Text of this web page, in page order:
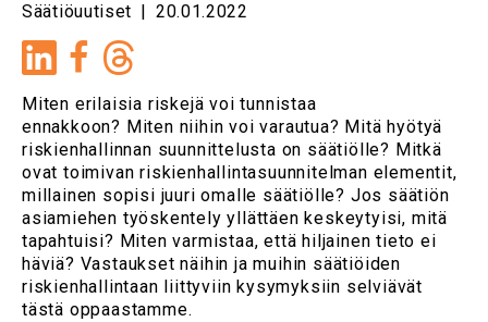
Säätiöuutiset
20.01.2022
LinkedInFacebook
Miten erilaisia riskejä voi tunnistaa
ennakkoon? Miten niihin voi varautua? Mitä hyötyä
riskienhallinnan suunnittelusta on säätiölle? Mitkä
ovat toimivan riskienhallintasuunnitelman elementit,
millainen sopisi juuri omalle säätiölle? Jos säätiön
asiamiehen työskentely yllättäen keskeytyisi, mitä
tapahtuisi? Miten varmistaa, että hiljainen tieto ei
häviä? Vastaukset näihin ja muihin säätiöiden
riskienhallintaan liittyviin kysymyksiin selviävät
tästä oppaastamme.